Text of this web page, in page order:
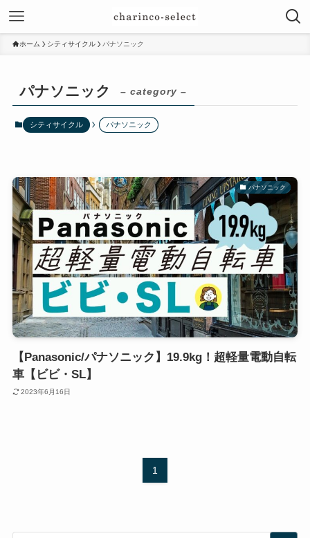
ホーム シティサイクル パナソニック
パナソニック – category –
シティサイクル パナソニック
パナソニック
【Panasonic/パナソニック】19.9kg！超軽量電動自転
車【ビビ・SL】
2023年6月16日
1